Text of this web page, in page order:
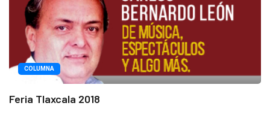
COLUMNA
Feria Tlaxcala 2018